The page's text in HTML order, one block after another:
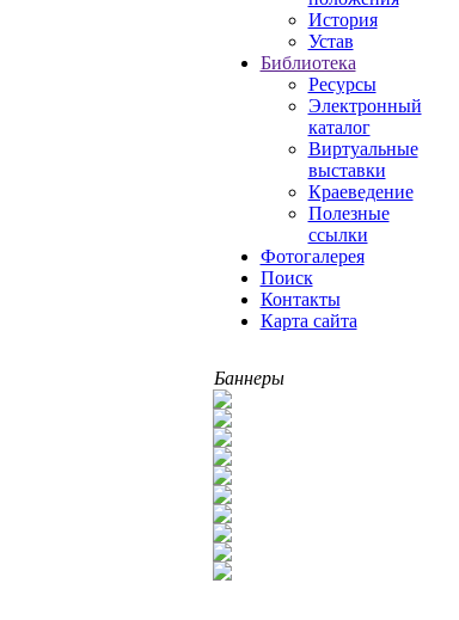
История
Устав
Библиотека
Ресурсы
Электронный
каталог
Виртуальные
выставки
Краеведение
Полезные
ссылки
Фотогалерея
Поиск
Контакты
Карта сайта
Баннеры